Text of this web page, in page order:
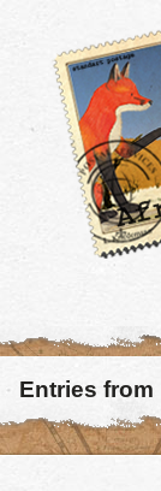
Entries from